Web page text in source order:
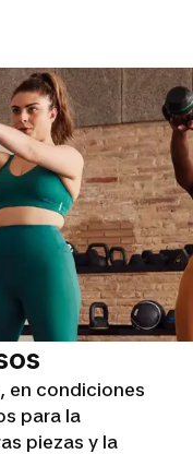
en condiciones
para la
piezas y la